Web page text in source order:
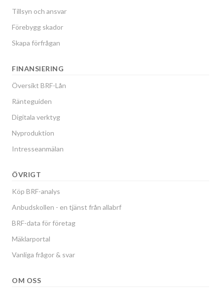
Tillsyn och ansvar
Förebygg skador
Skapa förfrågan
FINANSIERING
Översikt BRF-Lån
Ränteguiden
Digitala verktyg
Nyproduktion
Intresseanmälan
ÖVRIGT
Köp BRF-analys
Anbudskollen - en tjänst från allabrf
BRF-data för företag
Mäklarportal
Vanliga frågor & svar
OM OSS